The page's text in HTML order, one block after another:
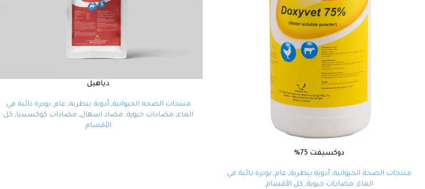
دوكسيفت 75%
منتجات الصحة الحيوانية, أدوية بيطرية, عام, بودرة ذائبة في
الماء, مضادات حيوية, كل الأقسام
دياهيل
منتجات الصحة الحيوانية, أدوية بيطرية, عام, بودرة ذائبة في
الماء, مضادات حيوية, مضاد اسهال, مضادات كوكسيديا, كل
الأقسام